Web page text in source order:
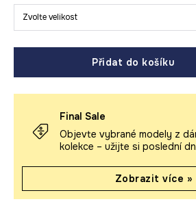
Zvolte velikost
Přidat do košíku
Final Sale
Objevte vybrané modely z
kolekce – užijte si poslední
Zobrazit více »